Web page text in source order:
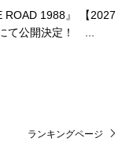
ROAD 1988』 【2027
て公開決定！ ...
ランキングページ